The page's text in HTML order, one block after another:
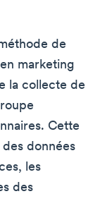
de
marketing
la collecte de
Cette
données
les
des